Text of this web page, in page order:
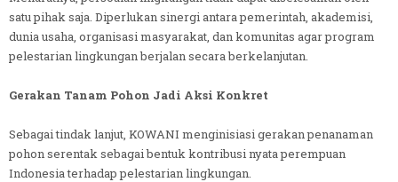
satu pihak saja. Diperlukan sinergi antara pemerintah, akademisi,
dunia usaha, organisasi masyarakat, dan komunitas agar program
pelestarian lingkungan berjalan secara berkelanjutan.
Gerakan Tanam Pohon Jadi Aksi Konkret
Sebagai tindak lanjut, KOWANI menginisiasi gerakan penanaman
pohon serentak sebagai bentuk kontribusi nyata perempuan
Indonesia terhadap pelestarian lingkungan.